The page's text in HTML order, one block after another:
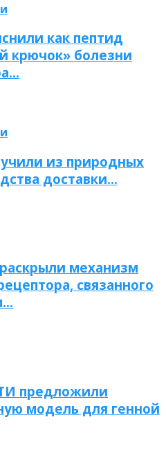
как пептид
крючок» болезни
из природных
доставки…
механизм
связанного
предложили
модель для генной